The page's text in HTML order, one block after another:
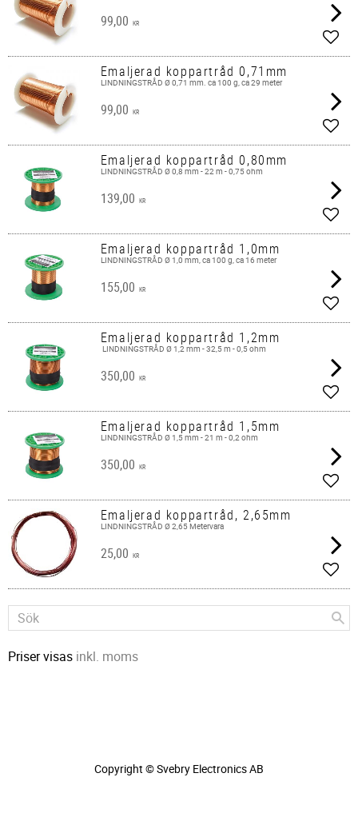
99,00 KR
Emaljerad koppartråd 0,71mm
LINDNINGSTRÅD Ø 0,71 mm. ca 100 g, ca 29 meter
99,00 KR
Emaljerad koppartråd 0,80mm
LINDNINGSTRÅD Ø 0,8 mm - 22 m - 0,75 ohm
139,00 KR
Emaljerad koppartråd 1,0mm
LINDNINGSTRÅD Ø 1,0 mm, ca 100 g, ca 16 meter
155,00 KR
Emaljerad koppartråd 1,2mm
​ LINDNINGSTRÅD Ø 1,2 mm - 32,5 m - 0,5 ohm
350,00 KR
Emaljerad koppartråd 1,5mm
LINDNINGSTRÅD Ø 1,5 mm - 21 m - 0,2 ohm
350,00 KR
Emaljerad koppartråd, 2,65mm
LINDNINGSTRÅD Ø 2,65 Metervara
25,00 KR
Priser visas inkl. moms
Copyright © Svebry Electronics AB